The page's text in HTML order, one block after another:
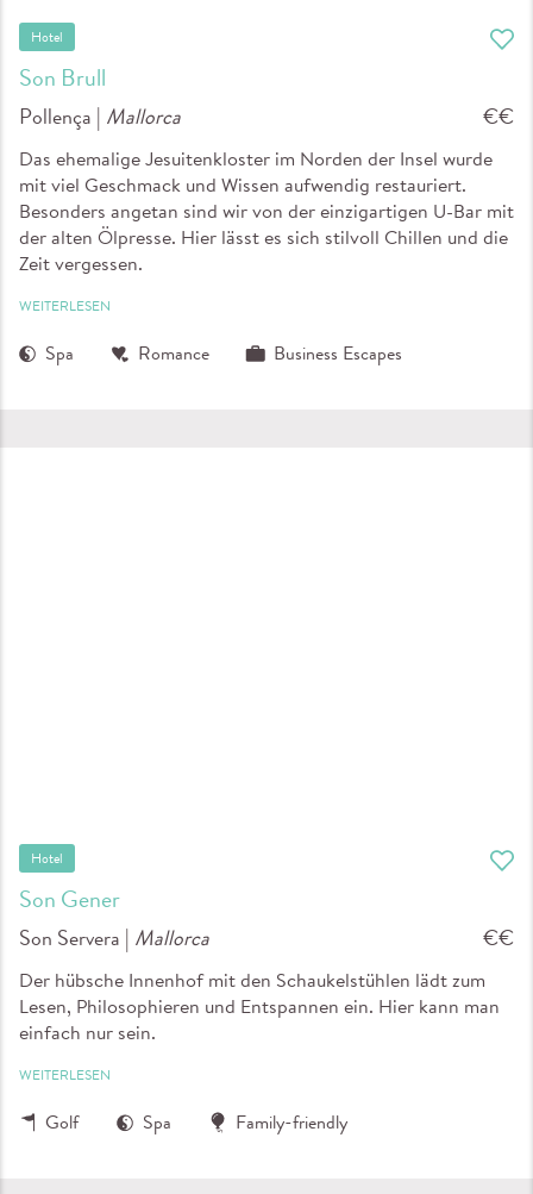
Son Brull
Hotel
Pollença | Mallorca €€
Das ehemalige Jesuitenkloster im Norden der Insel wurde
mit viel Geschmack und Wissen aufwendig restauriert.
Besonders angetan sind wir von der einzigartigen U-Bar mit
der alten Ölpresse. Hier lässt es sich stilvoll Chillen und die
Zeit vergessen.
WEITERLESEN
Spa Romance Business Escapes
Son Gener
Hotel
Son Servera | Mallorca €€
Der hübsche Innenhof mit den Schaukelstühlen lädt zum
Lesen, Philosophieren und Entspannen ein. Hier kann man
einfach nur sein.
WEITERLESEN
Golf Spa Family-friendly